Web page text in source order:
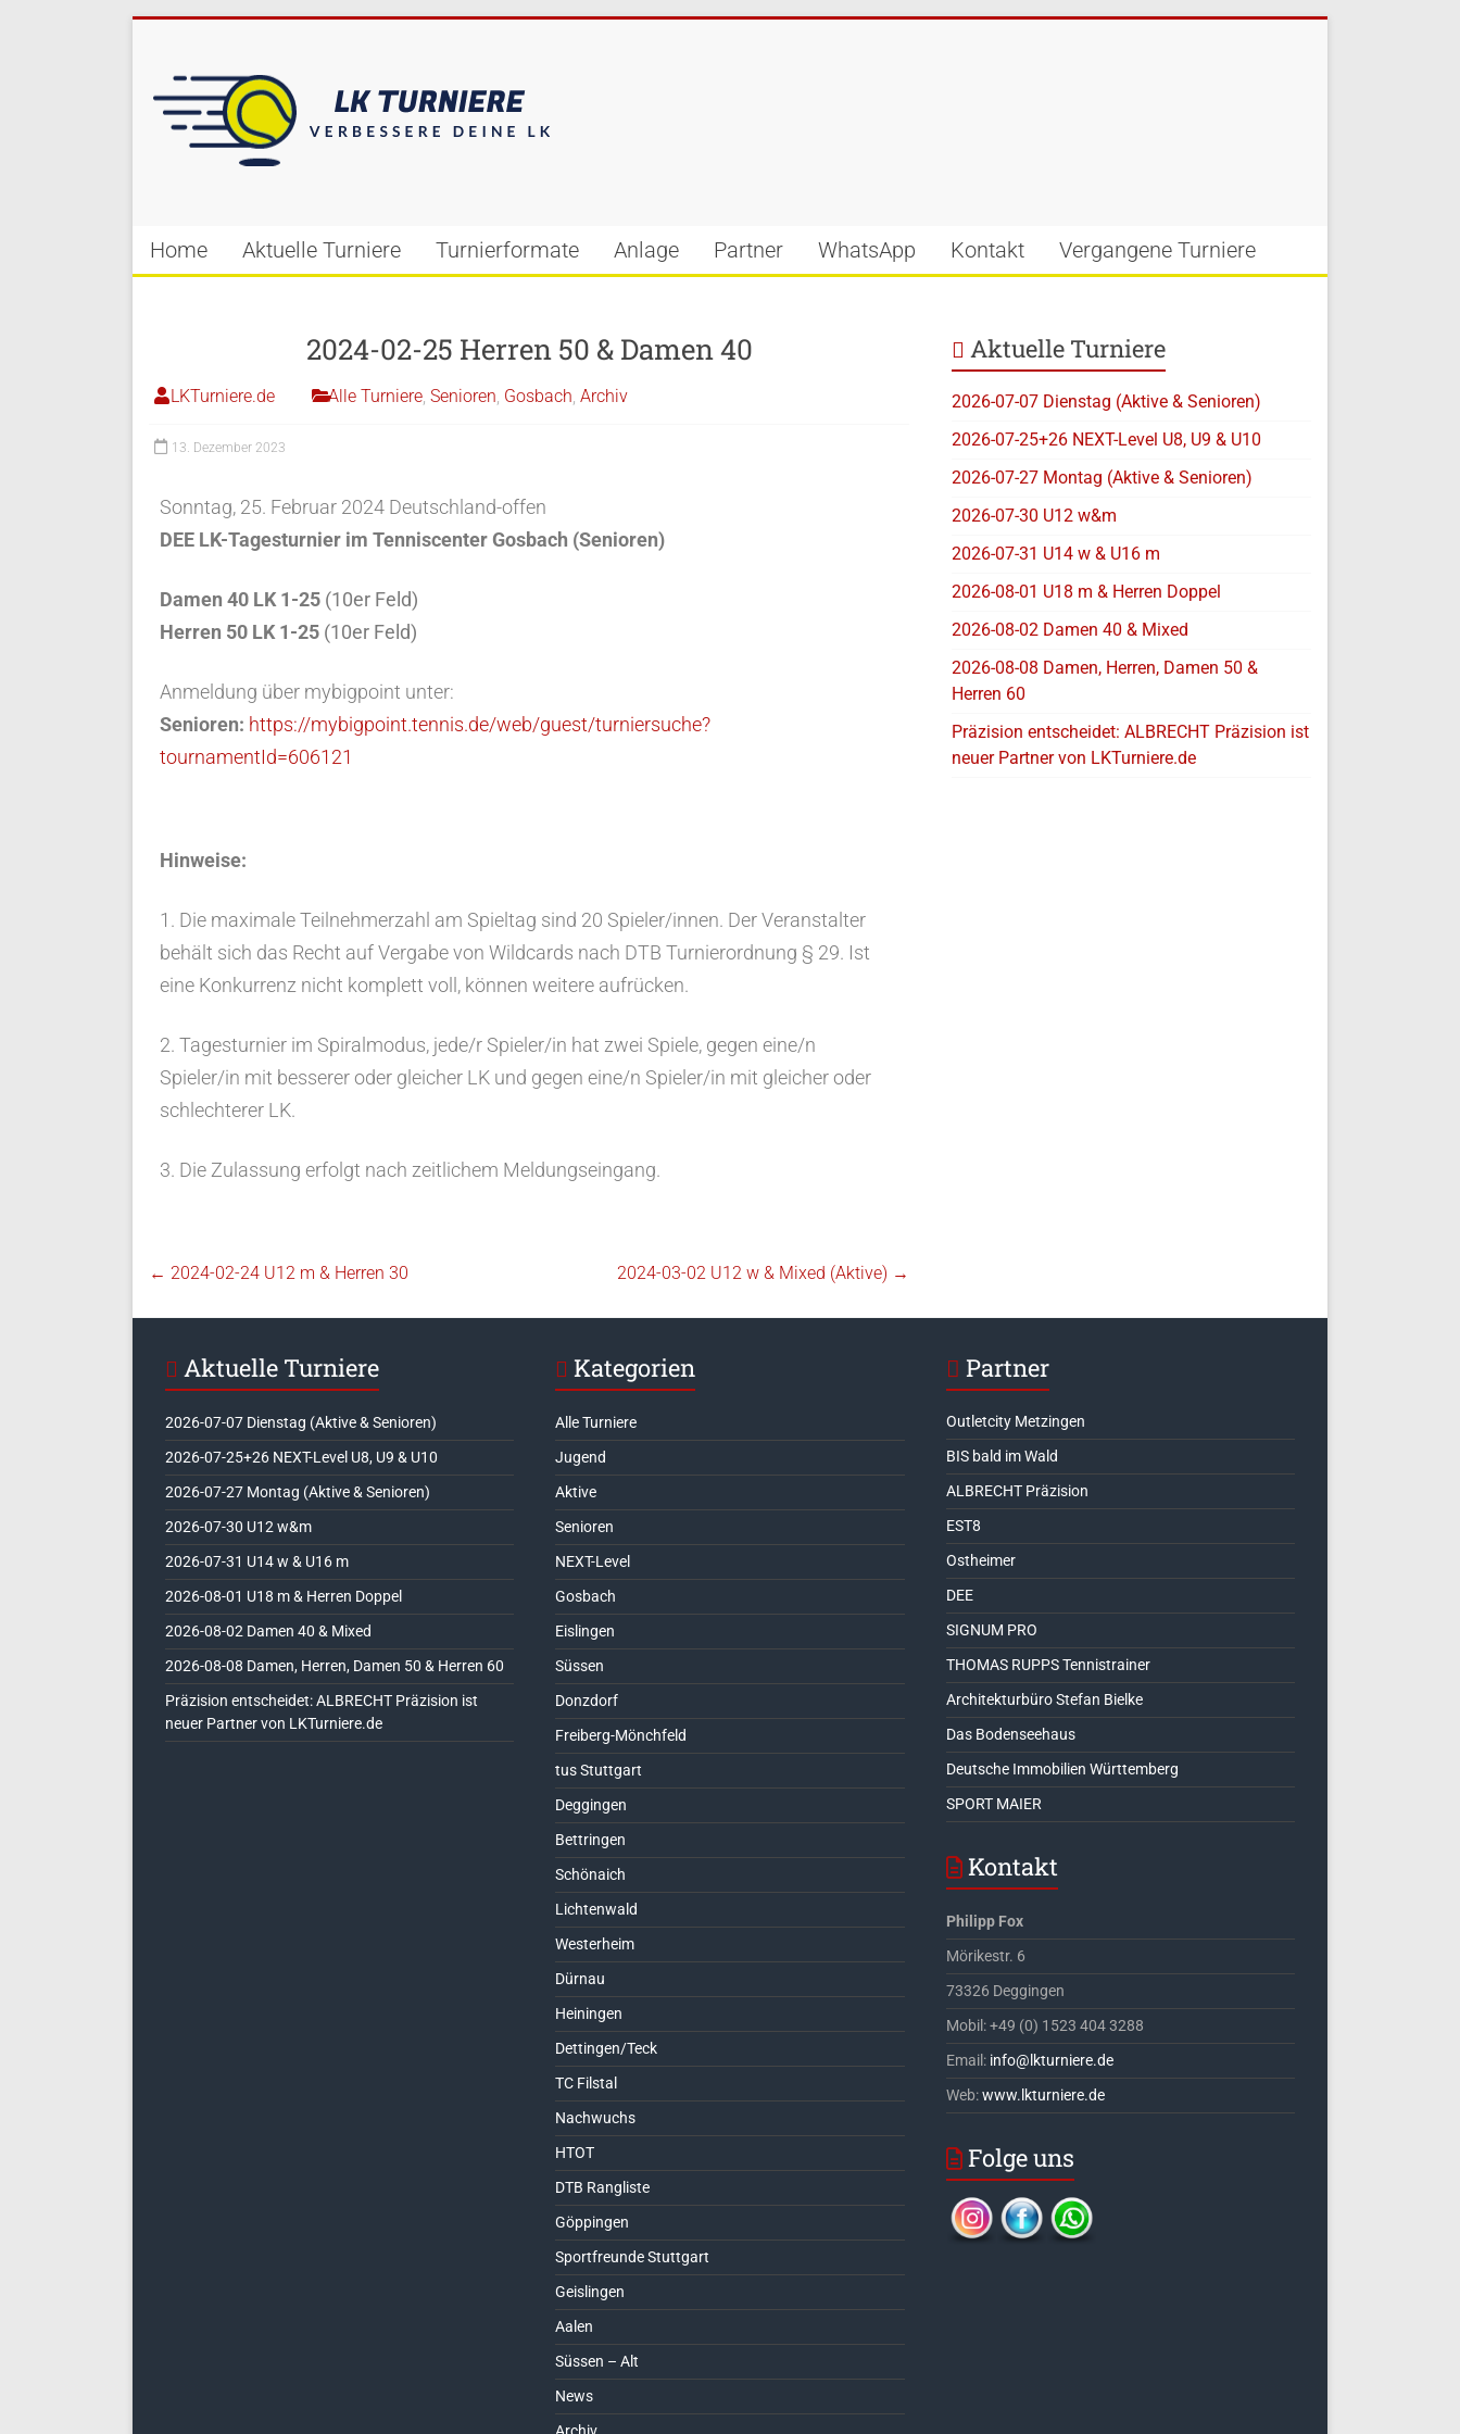
Home Aktuelle Turniere Turnierformate Anlage Partner WhatsApp Kontakt Vergangene Turniere
2024-02-25 Herren 50 & Damen 40
LKTurniere.de Alle Turniere, Senioren, Gosbach, Archiv
13. Dezember 2023
Sonntag, 25. Februar 2024 Deutschland-offen
DEE LK-Tagesturnier im Tenniscenter Gosbach (Senioren)
Damen 40 LK 1-25 (10er Feld)
Herren 50 LK 1-25 (10er Feld)
Anmeldung über mybigpoint unter:
Senioren: https://mybigpoint.tennis.de/web/guest/turniersuche?
tournamentId=606121
Hinweise:
1. Die maximale Teilnehmerzahl am Spieltag sind 20 Spieler/innen. Der Veranstalter
behält sich das Recht auf Vergabe von Wildcards nach DTB Turnierordnung § 29. Ist
eine Konkurrenz nicht komplett voll, können weitere aufrücken.
2. Tagesturnier im Spiralmodus, jede/r Spieler/in hat zwei Spiele, gegen eine/n
Spieler/in mit besserer oder gleicher LK und gegen eine/n Spieler/in mit gleicher oder
schlechterer LK.
3. Die Zulassung erfolgt nach zeitlichem Meldungseingang.
← 2024-02-24 U12 m & Herren 30 2024-03-02 U12 w & Mixed (Aktive) →
Aktuelle Turniere
2026-07-07 Dienstag (Aktive & Senioren)
2026-07-25+26 NEXT-Level U8, U9 & U10
2026-07-27 Montag (Aktive & Senioren)
2026-07-30 U12 w&m
2026-07-31 U14 w & U16 m
2026-08-01 U18 m & Herren Doppel
2026-08-02 Damen 40 & Mixed
2026-08-08 Damen, Herren, Damen 50 &
Herren 60
Präzision entscheidet: ALBRECHT Präzision ist
neuer Partner von LKTurniere.de
Aktuelle Turniere
2026-07-07 Dienstag (Aktive & Senioren)
2026-07-25+26 NEXT-Level U8, U9 & U10
2026-07-27 Montag (Aktive & Senioren)
2026-07-30 U12 w&m
2026-07-31 U14 w & U16 m
2026-08-01 U18 m & Herren Doppel
2026-08-02 Damen 40 & Mixed
2026-08-08 Damen, Herren, Damen 50 & Herren 60
Präzision entscheidet: ALBRECHT Präzision ist
neuer Partner von LKTurniere.de
Kategorien
Alle Turniere
Jugend
Aktive
Senioren
NEXT-Level
Gosbach
Eislingen
Süssen
Donzdorf
Freiberg-Mönchfeld
tus Stuttgart
Deggingen
Bettringen
Schönaich
Lichtenwald
Westerheim
Dürnau
Heiningen
Dettingen/Teck
TC Filstal
Nachwuchs
HTOT
DTB Rangliste
Göppingen
Sportfreunde Stuttgart
Geislingen
Aalen
Süssen – Alt
News
Partner
Outletcity Metzingen
BIS bald im Wald
ALBRECHT Präzision
EST8
Ostheimer
DEE
SIGNUM PRO
THOMAS RUPPS Tennistrainer
Architekturbüro Stefan Bielke
Das Bodenseehaus
Deutsche Immobilien Württemberg
SPORT MAIER
Kontakt
Philipp Fox
Mörikestr. 6
73326 Deggingen
Mobil: +49 (0) 1523 404 3288
Email: info@lkturniere.de
Web:www.lkturniere.de
Folge uns